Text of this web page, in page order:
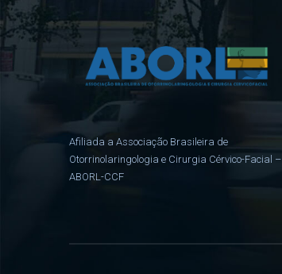
Afiliada a Associação Brasileira de
Otorrinolaringologia e Cirurgia Cérvico-Facial –
ABORL-CCF